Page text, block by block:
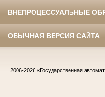
ВНЕПРОЦЕССУАЛЬНЫЕ
ОБЫЧНАЯ ВЕРСИЯ САЙТА
2006-2026 «Государственная